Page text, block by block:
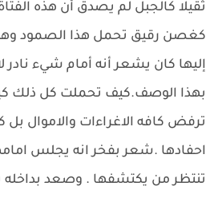
ثقيلا كالجبل لم يصدق أن هذه
كغصن رقيق تحمل هذا الصمود
إليها كان يشعر أنه أمام شيء نادر
بهذا الوصف.كيف تحملت كل ذلك
ترفض كافه الاغراءات والاموال
احفادها .شعر بفخر انه يجلس
تنتظر من يكتشفها . وصعد بداخله